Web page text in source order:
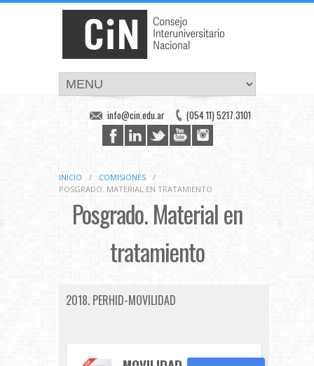
(054 11) 5217.3101
info@cin.edu.ar
INICIO / COMISIONES
/
POSGRADO. MATERIAL EN TRATAMIENTO
Posgrado. Material en
tratamiento
2018. PERHID-MOVILIDAD